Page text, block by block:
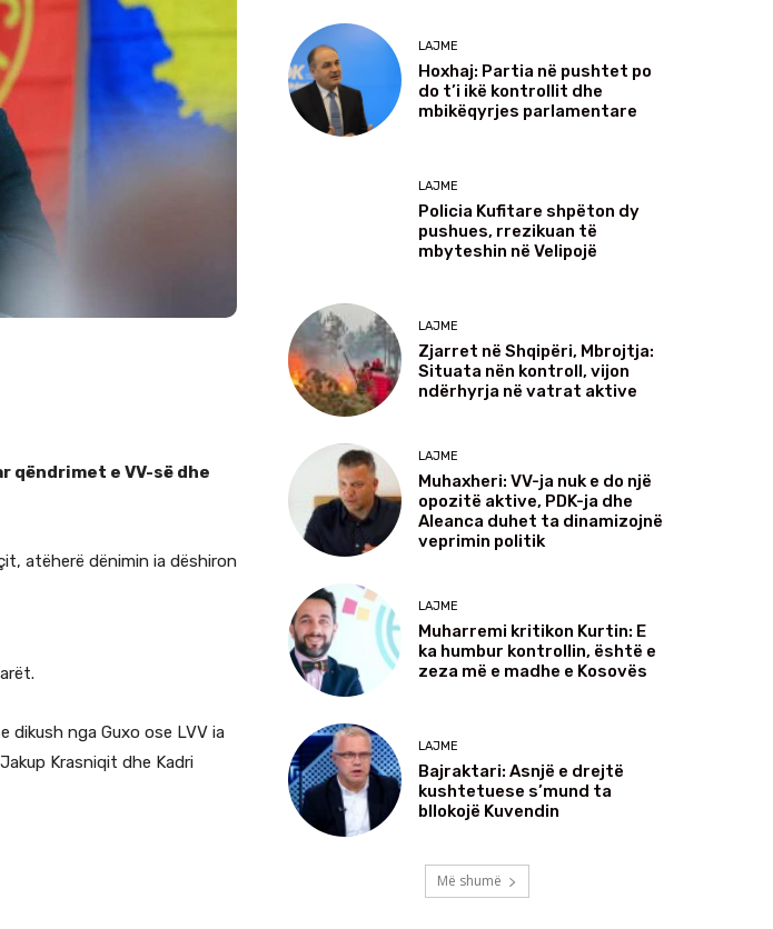
qëndrimet e VV-së dhe
atëherë dënimin ia dëshiron
dikush nga Guxo ose LVV ia
Krasniqit dhe Kadri
LAJME
Hoxhaj: Partia në pushtet po
do t’i ikë kontrollit dhe
mbikëqyrjes parlamentare
LAJME
Policia Kufitare shpëton dy
pushues, rrezikuan të
mbyteshin në Velipojë
LAJME
Zjarret në Shqipëri, Mbrojtja:
Situata nën kontroll, vijon
ndërhyrja në vatrat aktive
LAJME
Muhaxheri: VV-ja nuk e do një
opozitë aktive, PDK-ja dhe
Aleanca duhet ta dinamizojnë
veprimin politik
LAJME
Muharremi kritikon Kurtin: E
ka humbur kontrollin, është e
zeza më e madhe e Kosovës
LAJME
Bajraktari: Asnjë e drejtë
kushtetuese s’mund ta
bllokojë Kuvendin
Më shumë